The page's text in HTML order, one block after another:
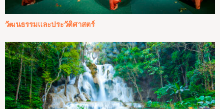
วัฒนธรรมและประวัติศาสตร์